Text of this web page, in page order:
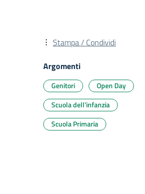
Stampa / Condividi
Argomenti
Genitori
Open Day
Scuola dell'infanzia
Scuola Primaria